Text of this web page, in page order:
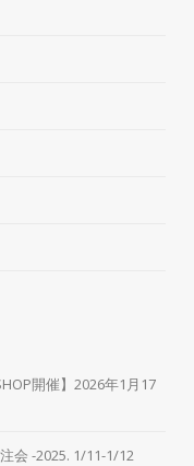
開催】2026年1月17
会 -2025. 1/11-1/12